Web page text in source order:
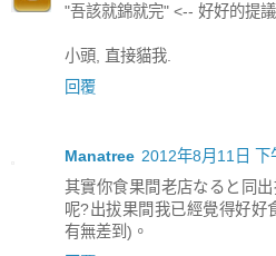
"吾該就錦就完" <-- 好好的提
小頭, 直接貓我.
回覆
Manatree 2012年8月11日 下
其實你食果間老店なると同
呢?出拔果間我已經覺得好好
有無差到)。